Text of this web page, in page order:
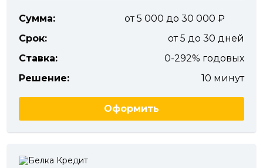
Сумма:
от 5 000 до 30 000
Срок:
от 5 до 30 дней
Ставка:
0-292% годовых
Решение:
10 минут
Оформить